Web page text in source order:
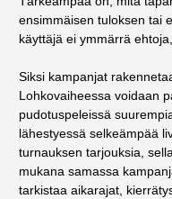
ensimmäisen tuloksen tai
käyttäjä ei ymmärrä
Siksi kampanjat
Lohkovaiheessa voidaan
pudotuspeleissä
lähestyessä selkeämpää
turnauksen tarjouksia,
mukana samassa
tarkistaa aikarajat,